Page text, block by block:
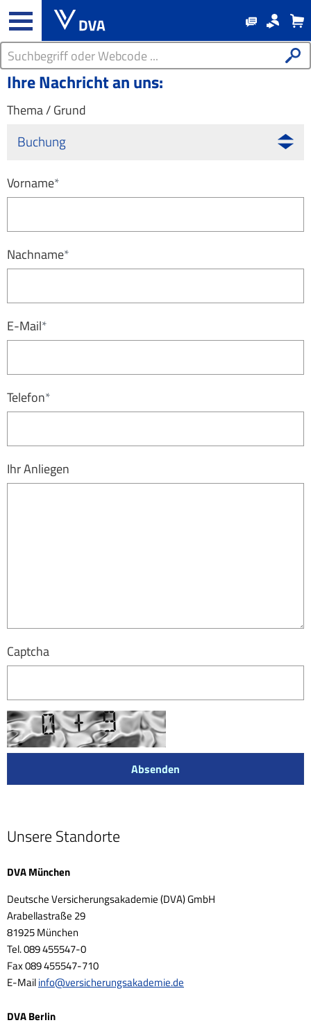
Ihre Nachricht an uns:
Thema / Grund
Buchung
Vorname*
Nachname*
E-Mail*
Telefon*
Ihr Anliegen
Captcha
Unsere Standorte
DVA München
Deutsche Versicherungsakademie (DVA) GmbH
Arabellastraße 29
81925 München
Tel. 089 455547-0
Fax 089 455547-710
E-Mailinfo@versicherungsakademie.de
DVA Berlin